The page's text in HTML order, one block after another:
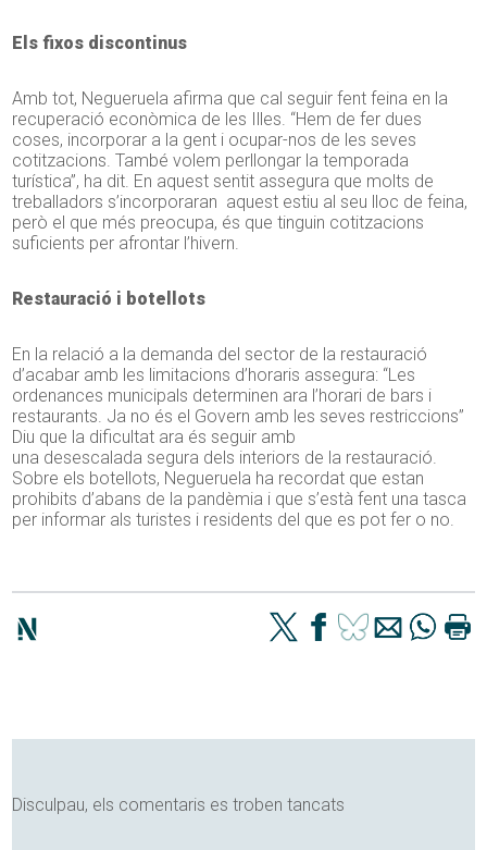
Els fixos discontinus
Amb tot, Negueruela afirma que cal seguir fent feina en la
recuperació econòmica de les Illes. “Hem de fer dues
coses, incorporar a la gent i ocupar-nos de les seves
cotitzacions. També volem perllongar la temporada
turística”, ha dit. En aquest sentit assegura que molts de
treballadors s’incorporaran aquest estiu al seu lloc de feina,
però el que més preocupa, és que tinguin cotitzacions
suficients per afrontar l’hivern.
Restauració i botellots
En la relació a la demanda del sector de la restauració
d’acabar amb les limitacions d’horaris assegura: “Les
ordenances municipals determinen ara l’horari de bars i
restaurants. Ja no és el Govern amb les seves restriccions”
Diu que la dificultat ara és seguir amb
una desescalada segura dels interiors de la restauració.
Sobre els botellots, Negueruela ha recordat que estan
prohibits d’abans de la pandèmia i que s’està fent una tasca
per informar als turistes i residents del que es pot fer o no.
Disculpau, els comentaris es troben tancats